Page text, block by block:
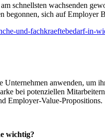
schnellsten wachsenden
begonnen, sich auf
und-fachkraeftebedarf-in-
anwenden, um
bei potenziellen
Employer-Value-Propositions.
wichtig?